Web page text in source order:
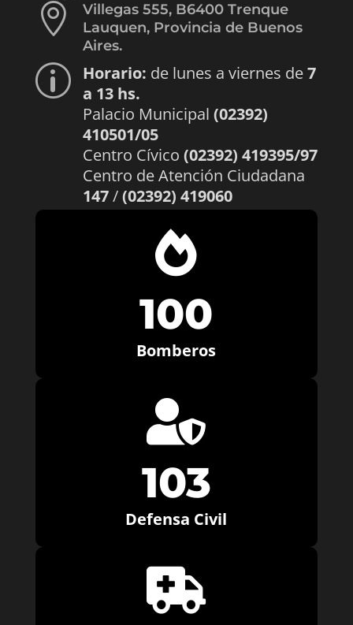

Villegas 555, B6400 Trenque
Lauquen, Provincia de Buenos
Aires.
p Horario: de lunes a viernes de7
a 13 hs.
Palacio Municipal (02392)
410501/05
Centro Cívico (02392) 419395/97
Centro de Atención Ciudadana
147/(02392) 419060

100
Bomberos

103
Defensa Civil
